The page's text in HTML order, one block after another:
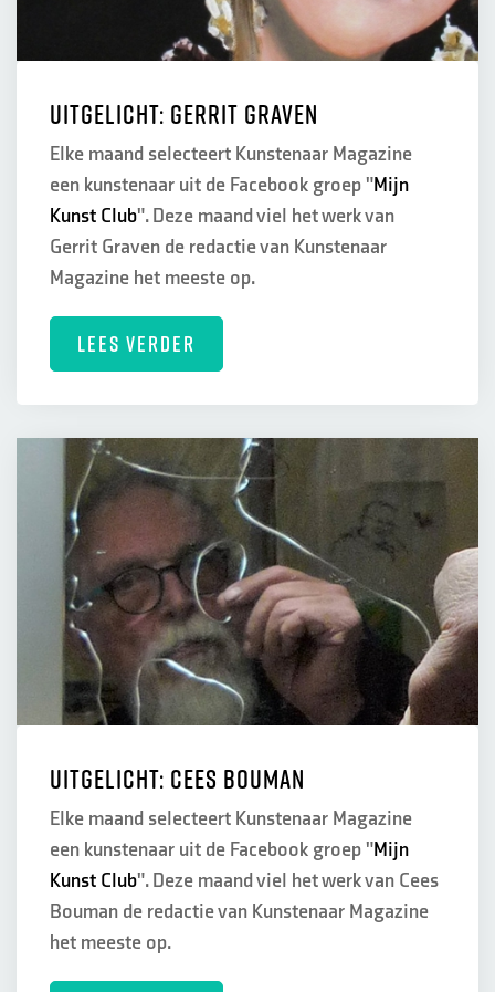
Uitgelicht: Gerrit Graven
Elke maand selecteert Kunstenaar Magazine
een kunstenaar uit de Facebook groep "Mijn
Kunst Club". Deze maand viel het werk van
Gerrit Graven de redactie van Kunstenaar
Magazine het meeste op.
LEES VERDER
Uitgelicht: Cees Bouman
Elke maand selecteert Kunstenaar Magazine
een kunstenaar uit de Facebook groep "Mijn
Kunst Club". Deze maand viel het werk van Cees
Bouman de redactie van Kunstenaar Magazine
het meeste op.